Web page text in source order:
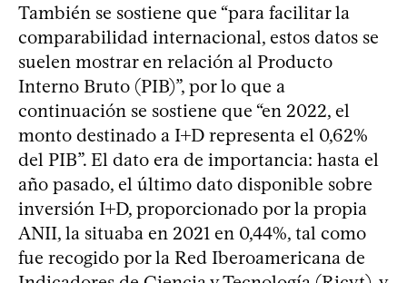
También se sostiene que “para facilitar la
comparabilidad internacional, estos datos se
suelen mostrar en relación al Producto
Interno Bruto (PIB)”, por lo que a
continuación se sostiene que “en 2022, el
monto destinado a I+D representa el 0,62%
del PIB”. El dato era de importancia: hasta el
año pasado, el último dato disponible sobre
inversión I+D, proporcionado por la propia
ANII, la situaba en 2021 en 0,44%, tal como
fue recogido por la Red Iberoamericana de